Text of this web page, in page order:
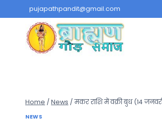
to
content
pujapathpandit@gmail.com
Home / News / मकर राशि में वक्री बुध (14
NEWS